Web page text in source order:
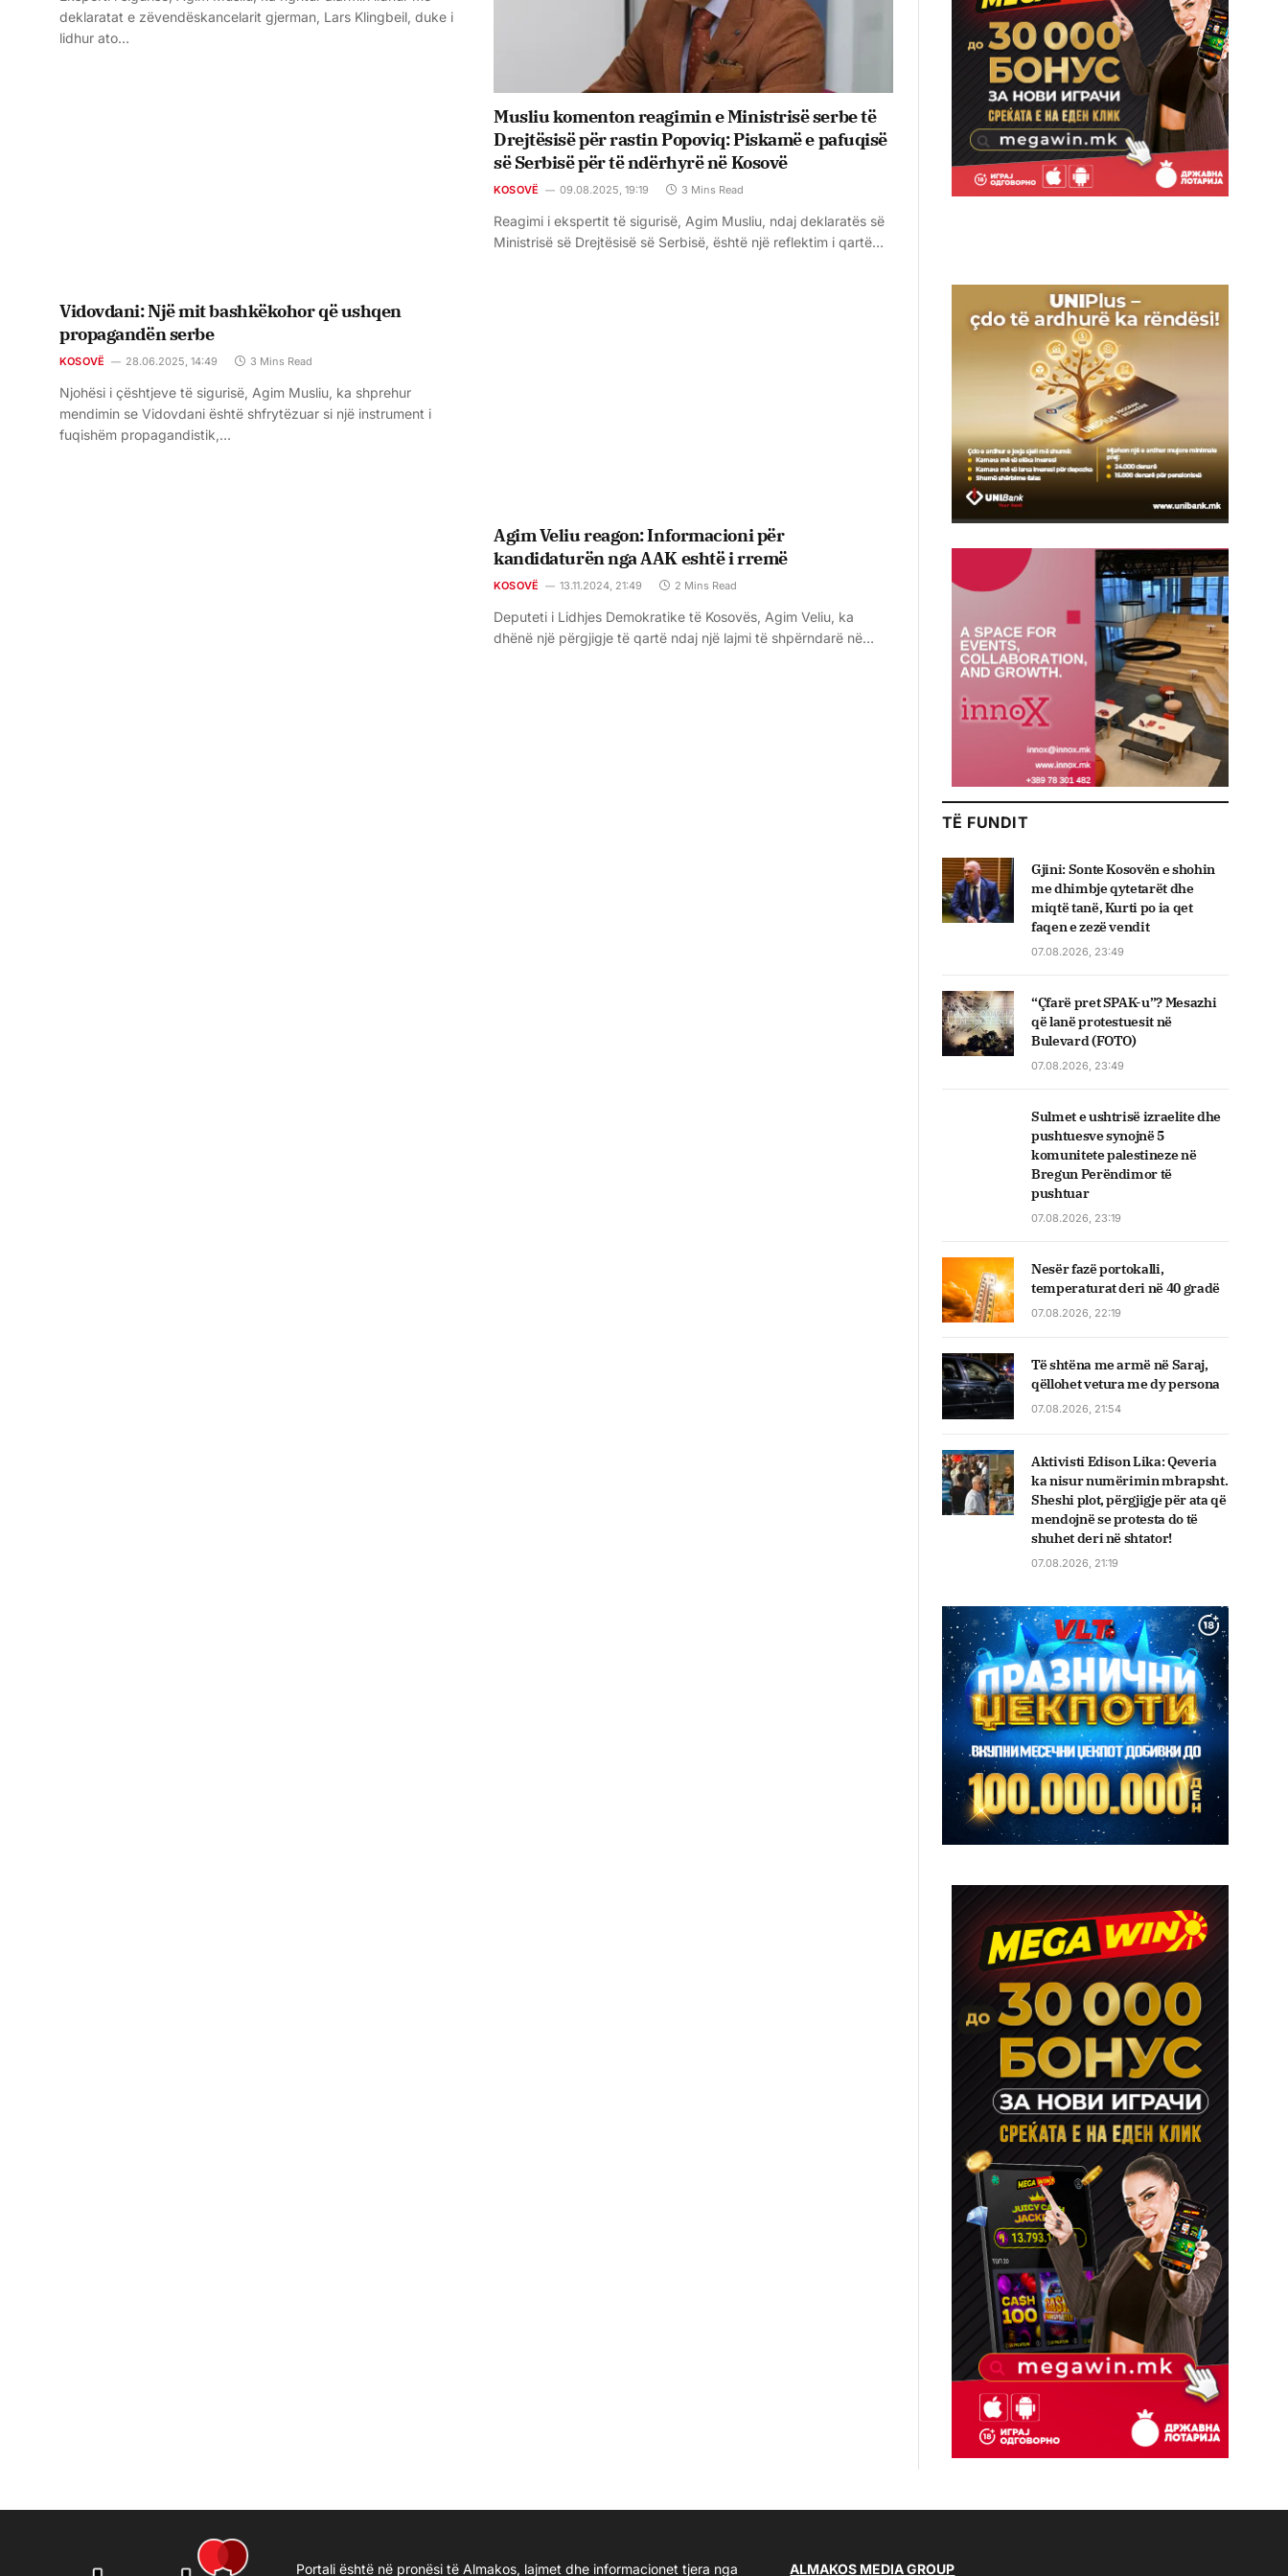
deklaratat e zëvendëskancelarit gjerman, Lars Klingbeil, duke i
lidhur ato…
Musliu komenton reagimin e Ministrisë serbe të
Drejtësisë për rastin Popoviq: Piskamë e pafuqisë
së Serbisë për të ndërhyrë në Kosovë
KOSOVË 09.08.2025, 19:19 3 Mins Read
Reagimi i ekspertit të sigurisë, Agim Musliu, ndaj deklaratës së
Ministrisë së Drejtësisë së Serbisë, është një reflektim i qartë…
Vidovdani: Një mit bashkëkohor që ushqen
propagandën serbe
KOSOVË 28.06.2025, 14:49 3 Mins Read
Njohësi i çështjeve të sigurisë, Agim Musliu, ka shprehur
mendimin se Vidovdani është shfrytëzuar si një instrument i
fuqishëm propagandistik,…
Agim Veliu reagon: Informacioni për
kandidaturën nga AAK eshtë i rremë
KOSOVË 13.11.2024, 21:49 2 Mins Read
Deputeti i Lidhjes Demokratike të Kosovës, Agim Veliu, ka
dhënë një përgjigje të qartë ndaj një lajmi të shpërndarë në…
TË FUNDIT
Gjini: Sonte Kosovën e shohin
me dhimbje qytetarët dhe
miqtë tanë, Kurti po ia qet
faqen e zezë vendit
07.08.2026, 23:49
“Çfarë pret SPAK-u”? Mesazhi
që lanë protestuesit në
Bulevard (FOTO)
07.08.2026, 23:49
Sulmet e ushtrisë izraelite dhe
pushtuesve synojnë 5
komunitete palestineze në
Bregun Perëndimor të
pushtuar
07.08.2026, 23:19
Nesër fazë portokalli,
temperaturat deri në 40 gradë
07.08.2026, 22:19
Të shtëna me armë në Saraj,
qëllohet vetura me dy persona
07.08.2026, 21:54
Aktivisti Edison Lika: Qeveria
ka nisur numërimin mbrapsht.
Sheshi plot, përgjigje për ata që
mendojnë se protesta do të
shuhet deri në shtator!
07.08.2026, 21:19
Portali është në pronësi të Almakos, lajmet dhe informacionet tjera nga ALMAKOS MEDIA GROUP